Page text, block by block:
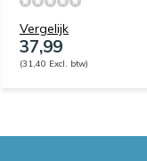
Vergelijk
37,99
(31,40 Excl. btw)